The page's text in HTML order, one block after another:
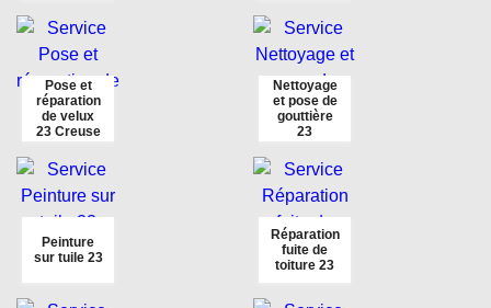
Pose et
réparation
de velux
23 Creuse
Nettoyage
et pose de
gouttière
23
Peinture
sur tuile 23
Réparation
fuite de
toiture 23